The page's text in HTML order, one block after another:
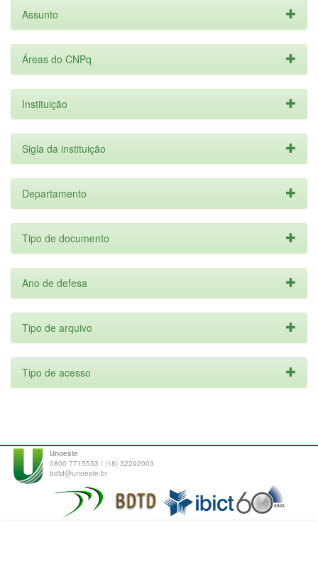
Assunto
Áreas do CNPq
Instituição
Sigla da instituição
Departamento
Tipo de documento
Ano de defesa
Tipo de arquivo
Tipo de acesso
Unoeste
0800 7715533 / (18) 32292003
bdtd@unoeste.br